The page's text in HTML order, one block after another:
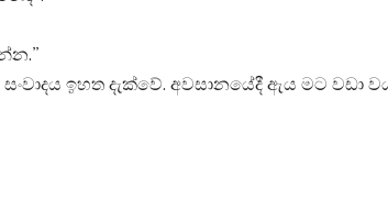
ඉහත දැක්වේ. අවසානයේදී ඇය මට වඩා